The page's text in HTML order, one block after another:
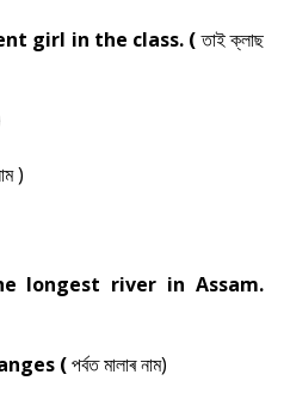
girl in the class. (তাই ক্লাছ
)
longest river in Assam.
(পৰ্বত মালাৰ নাম)